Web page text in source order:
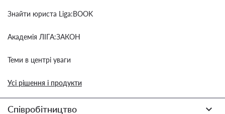
Знайти юриста Liga:BOOK
Академія ЛІГА:ЗАКОН
Теми в центрі уваги
Усі рішення і продукти
Співробітництво